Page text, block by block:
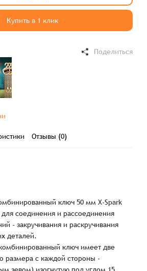
Купить в 1 клик
Поделиться
Отзывы (0)
ключ 50 мм X-Spark
для соединения и рассоединения
- закручивания и раскручивания
деталей.
ключ имеет две
размера с каждой стороны -